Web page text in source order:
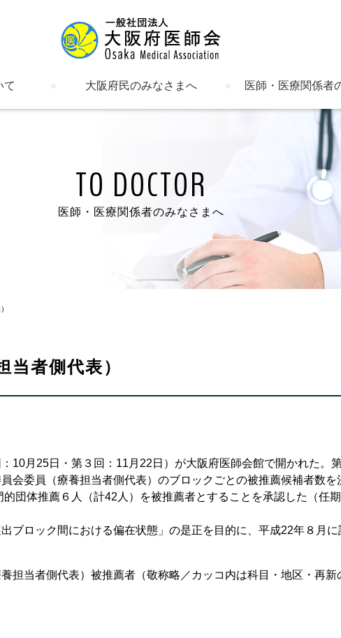
て
大阪府民のみなさまへ
医師・医療関係者
TO DOCTOR
医師・医療関係者のみなさまへ
当者側代表）
月25日・第３回：11月22日）が大阪府医師会館で開かれた。
会委員（療養担当者側代表）のブロックごとの被推薦候補者数
団体推薦６人（計42人）を被推薦者とすることを承認した（任
ブロック間における偏在状態」の是正を目的に、平成22年８月
当者側代表）被推薦者（敬称略／カッコ内は科目・地区・再新